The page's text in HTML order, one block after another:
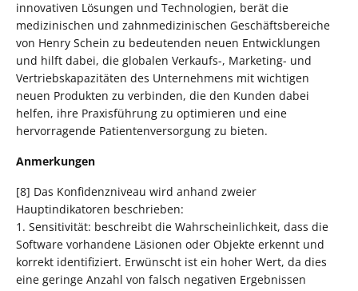
innovativen Lösungen und Technologien, berät die
medizinischen und zahnmedizinischen Geschäftsbereiche
von Henry Schein zu bedeutenden neuen Entwicklungen
und hilft dabei, die globalen Verkaufs-, Marketing- und
Vertriebskapazitäten des Unternehmens mit wichtigen
neuen Produkten zu verbinden, die den Kunden dabei
helfen, ihre Praxisführung zu optimieren und eine
hervorragende Patientenversorgung zu bieten.
Anmerkungen
[8] Das Konfidenzniveau wird anhand zweier
Hauptindikatoren beschrieben:
1. Sensitivität: beschreibt die Wahrscheinlichkeit, dass die
Software vorhandene Läsionen oder Objekte erkennt und
korrekt identifiziert. Erwünscht ist ein hoher Wert, da dies
eine geringe Anzahl von falsch negativen Ergebnissen